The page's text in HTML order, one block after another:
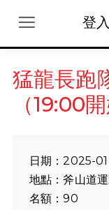
登入
猛龍長跑
（19:00開
日期：2025-
地點：斧山道
名額：90